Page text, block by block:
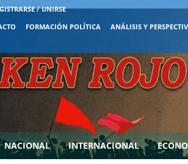
/ UNIRSE
FORMACIÓN POLÍTICA ANÁLISIS Y
NACIONAL INTERNACIONAL